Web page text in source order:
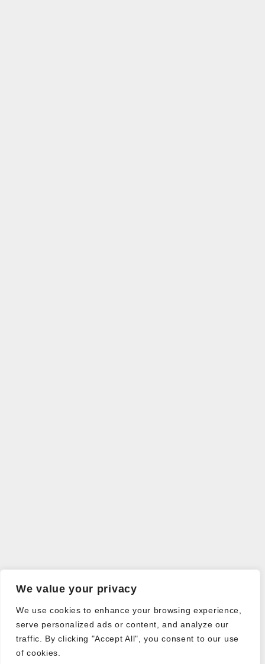
We value your privacy
We use cookies to enhance your browsing experience,
serve personalized ads or content, and analyze our
traffic. By clicking "Accept All", you consent to our use
of cookies.